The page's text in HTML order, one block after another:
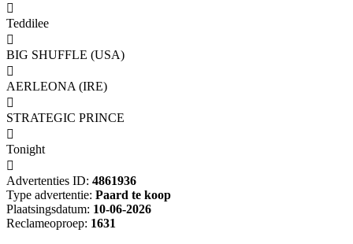

Teddilee

BIG SHUFFLE (USA)

AERLEONA (IRE)

STRATEGIC PRINCE

Tonight

Advertenties ID: 4861936
Type advertentie: Paard te koop
Plaatsingsdatum: 10-06-2026
Reclameoproep: 1631